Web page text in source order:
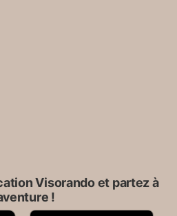
Visorando et partez à
!